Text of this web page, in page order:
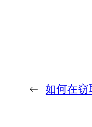
← 如何在窃